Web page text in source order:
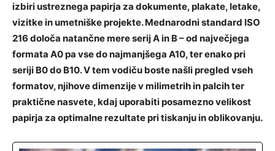
izbiri ustreznega papirja za dokumente, plakate, letake,
vizitke in umetniške projekte. Mednarodni standard ISO
216 določa natančne mere serij A in B – od največjega
formata A0 pa vse do najmanjšega A10, ter enako pri
seriji B0 do B10. V tem vodiču boste našli pregled vseh
formatov, njihove dimenzije v milimetrih in palcih ter
praktične nasvete, kdaj uporabiti posamezno velikost
papirja za optimalne rezultate pri tiskanju in oblikovanju.